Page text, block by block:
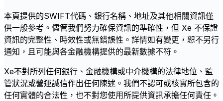
本頁提供的SWIFT代碼、銀行名稱、地址及其他相關資訊僅
供一般參考。儘管我們努力確保資訊的準確性，但 Xe 不保證
資訊的完整性、時效性或無錯誤性。詳情如有變更，恕不另行
通知，且可能與各金融機構提供的最新數據不符。
Xe不對所列任何銀行、金融機構或中介機構的法律地位、監
管狀況或營運誠信作出任何陳述。我們不認可或核實所包含的
任何實體的合法性，也不對您使用所提供資訊承擔任何責任。